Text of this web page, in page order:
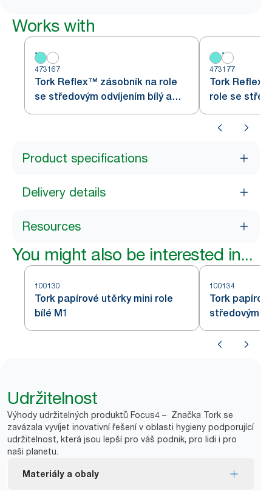
Works with
473167
Tork Reflex™ zásobník na role
se středovým odvíjením bílý a
tyrkysový M3
473177
Tork
role se
M3
Product specifications
Delivery details
Resources
You might also be interested in...
100130
Tork papírové utěrky mini role
bílé M1
100134
Tork
středovým
Udržitelnost
Výhody udržitelných produktů Focus4 – Značka Tork se
zavázala vyvíjet inovativní řešení v oblasti hygieny podporující
udržitelnost, která jsou lepší pro váš podnik, pro lidi i pro
naši planetu.
Materiály a obaly